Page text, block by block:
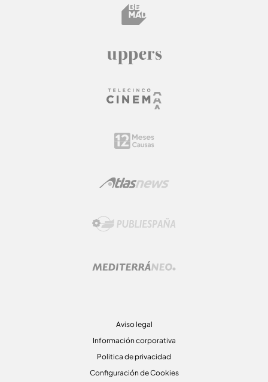
Aviso legal
Información corporativa
Politica de privacidad
Configuración de Cookies